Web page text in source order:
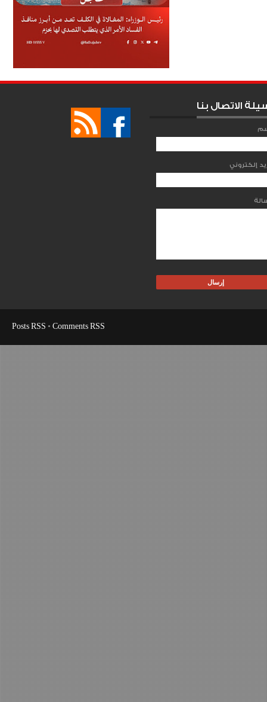
الاتصال بنا
Posts RSS • Comments RSS